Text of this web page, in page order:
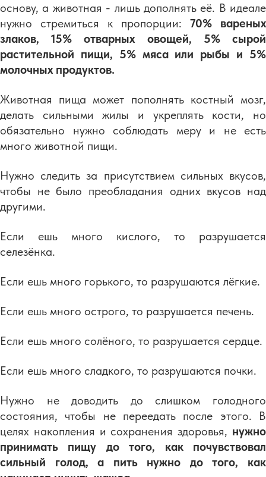
основу, а животная - лишь дополнять её. В идеале
нужно стремиться к пропорции: 70% вареных
злаков, 15% отварных овощей, 5% сырой
растительной пищи, 5% мяса или рыбы и 5%
молочных продуктов.
Животная пища может пополнять костный мозг,
делать сильными жилы и укреплять кости, но
обязательно нужно соблюдать меру и не есть
много животной пищи.
Нужно следить за присутствием сильных вкусов,
чтобы не было преобладания одних вкусов над
другими.
Если ешь много кислого, то разрушается
селезёнка.
Если ешь много горького, то разрушаются лёгкие.
Если ешь много острого, то разрушается печень.
Если ешь много солёного, то разрушается сердце.
Если ешь много сладкого, то разрушаются почки.
Нужно не доводить до слишком голодного
состояния, чтобы не переедать после этого. В
целях накопления и сохранения здоровья, нужно
принимать пищу до того, как почувствовал
сильный голод, а пить нужно до того, как